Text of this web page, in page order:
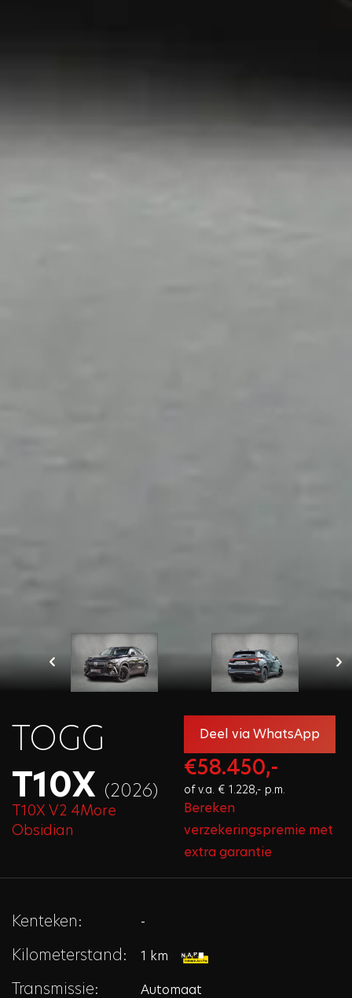
TOGG
T10X (2026)
T10X V2 4More
Obsidian
Deel via WhatsApp
€58.450,-
of v.a. € 1.228,- p.m.
Bereken
verzekeringspremie met
extra garantie
Kenteken: -
Kilometerstand: 1 km
Transmissie: Automaat